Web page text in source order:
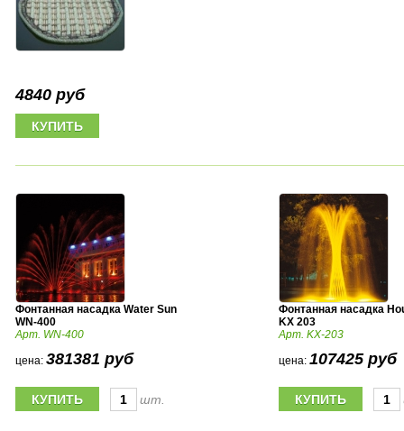
4840 руб
Фонтанная насадка Water Sun
WN-400
Арт. WN-400
цена: 381381 руб
шт.
Фонтанная насадка
KX 203
Арт. KX-203
цена: 107425 руб